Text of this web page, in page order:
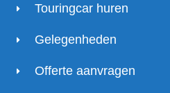
Touringcar huren
Gelegenheden
Offerte aanvragen